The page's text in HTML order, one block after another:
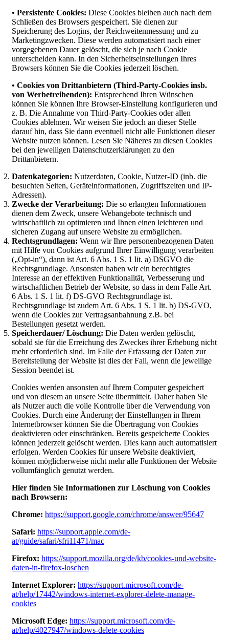
• Persistente Cookies: Diese Cookies bleiben auch nach dem
Schließen des Browsers gespeichert. Sie dienen zur
Speicherung des Logins, der Reichweitenmessung und zu
Marketingzwecken. Diese werden automatisiert nach einer
vorgegebenen Dauer gelöscht, die sich je nach Cookie
unterscheiden kann. In den Sicherheitseinstellungen Ihres
Browsers können Sie die Cookies jederzeit löschen.
• Cookies von Drittanbietern (Third-Party-Cookies insb.
von Werbetreibenden): Entsprechend Ihren Wünschen
können Sie können Ihre Browser-Einstellung konfigurieren und
z. B. Die Annahme von Third-Party-Cookies oder allen
Cookies ablehnen. Wir weisen Sie jedoch an dieser Stelle
darauf hin, dass Sie dann eventuell nicht alle Funktionen dieser
Website nutzen können. Lesen Sie Näheres zu diesen Cookies
bei den jeweiligen Datenschutzerklärungen zu den
Drittanbietern.
Datenkategorien: Nutzerdaten, Cookie, Nutzer-ID (inb. die
besuchten Seiten, Geräteinformationen, Zugriffszeiten und IP-
Adressen).
Zwecke der Verarbeitung: Die so erlangten Informationen
dienen dem Zweck, unsere Webangebote technisch und
wirtschaftlich zu optimieren und Ihnen einen leichteren und
sicheren Zugang auf unsere Website zu ermöglichen.
Rechtsgrundlagen: Wenn wir Ihre personenbezogenen Daten
mit Hilfe von Cookies aufgrund Ihrer Einwilligung verarbeiten
(„Opt-in“), dann ist Art. 6 Abs. 1 S. 1 lit. a) DSGVO die
Rechtsgrundlage. Ansonsten haben wir ein berechtigtes
Interesse an der effektiven Funktionalität, Verbesserung und
wirtschaftlichen Betrieb der Website, so dass in dem Falle Art.
6 Abs. 1 S. 1 lit. f) DS-GVO Rechtsgrundlage ist.
Rechtsgrundlage ist zudem Art. 6 Abs. 1 S. 1 lit. b) DS-GVO,
wenn die Cookies zur Vertragsanbahnung z.B. bei
Bestellungen gesetzt werden.
Speicherdauer/ Löschung: Die Daten werden gelöscht,
sobald sie für die Erreichung des Zweckes ihrer Erhebung nicht
mehr erforderlich sind. Im Falle der Erfassung der Daten zur
Bereitstellung der Website ist dies der Fall, wenn die jeweilige
Session beendet ist.
Cookies werden ansonsten auf Ihrem Computer gespeichert
und von diesem an unsere Seite übermittelt. Daher haben Sie
als Nutzer auch die volle Kontrolle über die Verwendung von
Cookies. Durch eine Änderung der Einstellungen in Ihrem
Internetbrowser können Sie die Übertragung von Cookies
deaktivieren oder einschränken. Bereits gespeicherte Cookies
können jederzeit gelöscht werden. Dies kann auch automatisiert
erfolgen. Werden Cookies für unsere Website deaktiviert,
können möglicherweise nicht mehr alle Funktionen der Website
vollumfänglich genutzt werden.
Hier finden Sie Informationen zur Löschung von Cookies
nach Browsern:
Chrome: https://support.google.com/chrome/answer/95647
Safari: https://support.apple.com/de-
at/guide/safari/sfri11471/mac
Firefox: https://support.mozilla.org/de/kb/cookies-und-website-
daten-in-firefox-loschen
Internet Explorer: https://support.microsoft.com/de-
at/help/17442/windows-internet-explorer-delete-manage-
cookies
Microsoft Edge: https://support.microsoft.com/de-
at/help/4027947/windows-delete-cookies